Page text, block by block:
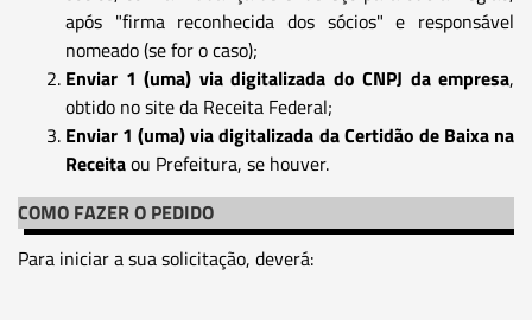
após "firma reconhecida dos sócios" e responsável
nomeado (se for o caso);
Enviar 1 (uma) via digitalizada do CNPJ da empresa,
obtido no site da Receita Federal;
Enviar 1 (uma) via digitalizada da Certidão de Baixa na
Receitaou Prefeitura, se houver.
COMO FAZER O PEDIDO
Para iniciar a sua solicitação, deverá: